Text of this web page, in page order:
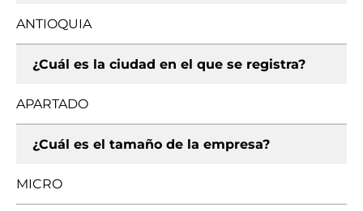
ANTIOQUIA
¿Cuál es la ciudad en el que se registra?
APARTADO
¿Cuál es el tamaño de la empresa?
MICRO